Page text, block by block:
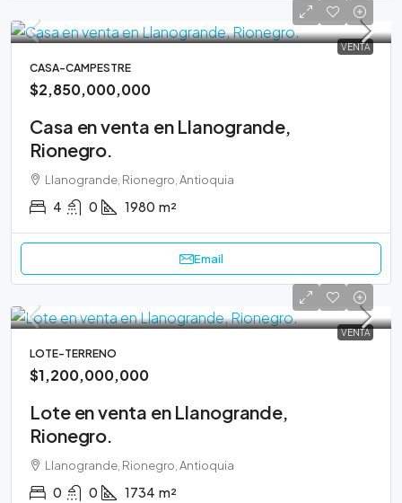
VENTA
CASA-CAMPESTRE
$2,850,000,000
Casa en venta en Llanogrande,
Rionegro.
Llanogrande, Rionegro, Antioquia
4 0 1980 m²
Email
VENTA
LOTE-TERRENO
$1,200,000,000
Lote en venta en Llanogrande,
Rionegro.
Llanogrande, Rionegro, Antioquia
0 0 1734 m²